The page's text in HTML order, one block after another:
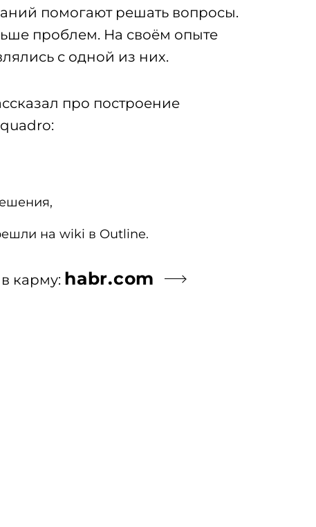
развитие
сервера
помогают решать вопросы.
проблем. На своём опыте
с одной из них.
про построение
на wiki в Outline.
карму: habr.com